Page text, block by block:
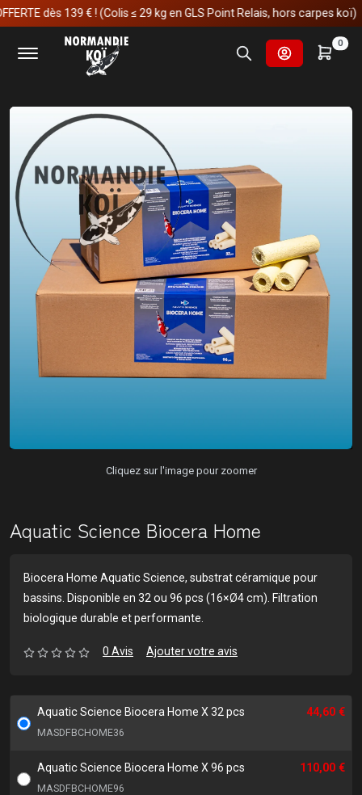
dès 139 € ! (Colis ≤ 29 kg en GLS Point Relais, hors carpes koï)
0
Accueil
Fournitures et technologies pour les bassins
Filtrations pour les bassins
Matériaux de filtration
Aquatic Science Biocera Home
Cliquez sur l'image pour zoomer
Aquatic Science Biocera Home
Biocera Home Aquatic Science, substrat céramique pour
bassins. Disponible en 32 ou 96 pcs (16×Ø4 cm). Filtration
biologique durable et performante.
0 Avis Ajouter votre avis
Aquatic Science Biocera Home X 32 pcs
MASDFBCHOME36
44,60 €
Aquatic Science Biocera Home X 96 pcs
MASDFBCHOME96
110,00 €